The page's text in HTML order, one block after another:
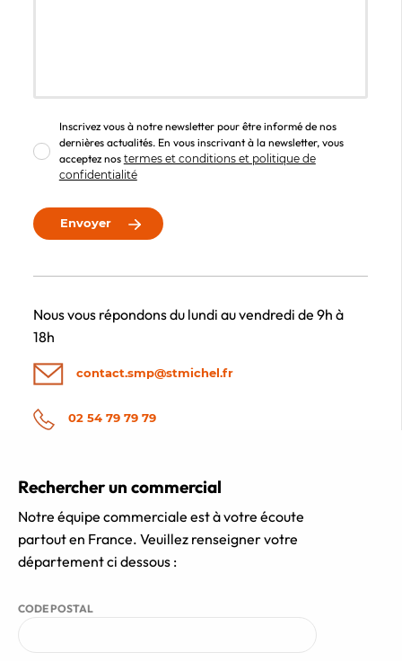
Inscrivez vous à notre newsletter pour être informé de nos
dernières actualités. En vous inscrivant à la newsletter, vous
acceptez nos termes et conditions et politique de
confidentialité
Envoyer
Nous vous répondons du lundi au vendredi de 9h à
18h
contact.smp@stmichel.fr
02 54 79 79 79
Rechercher un commercial
Notre équipe commerciale est à votre écoute
partout en France. Veuillez renseigner votre
département ci dessous :
CODE POSTAL